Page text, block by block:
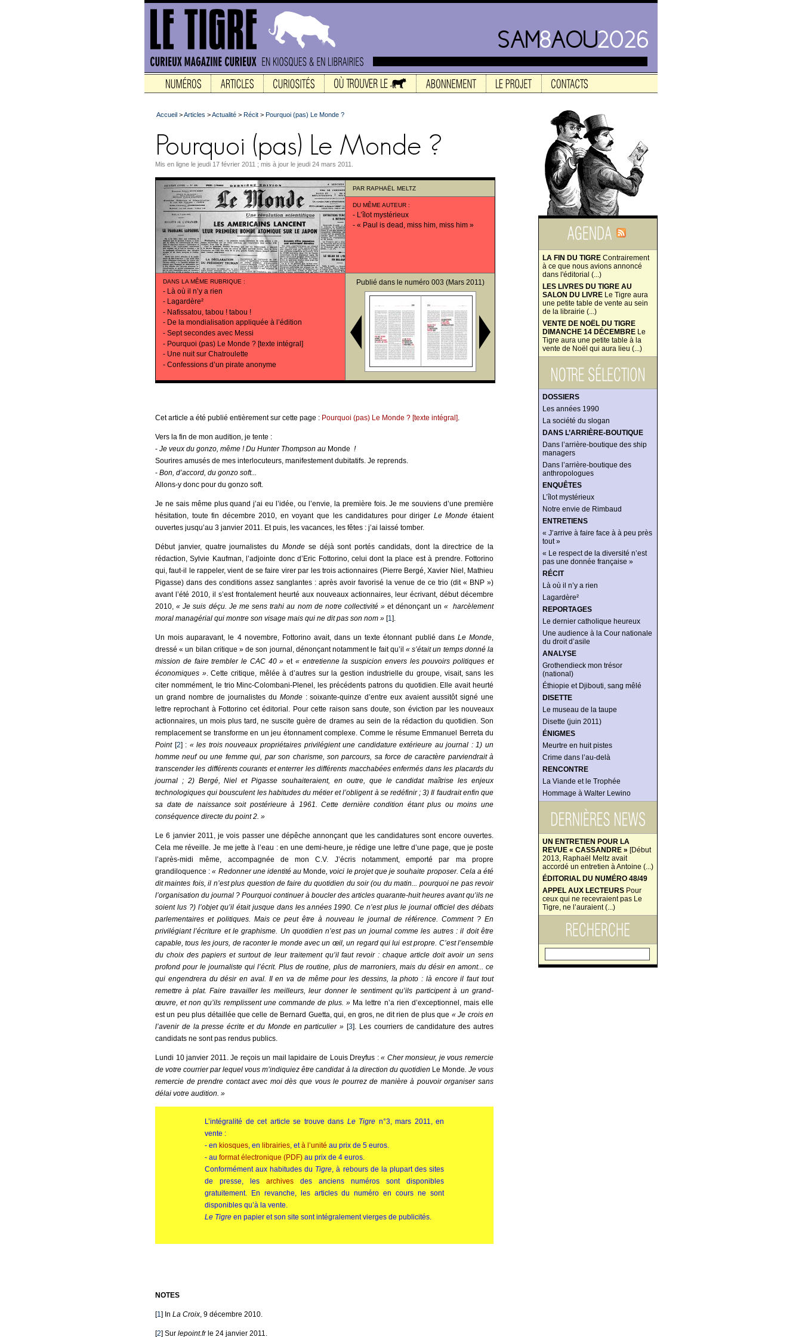
LA FIN DU TIGRE Contrairement
à ce que nous avions annoncé
dans l'éditorial (...)
LES LIVRES DU TIGRE AU
SALON DU LIVRE Le Tigre aura
une petite table de vente au sein
de la librairie (...)
VENTE DE NOËL DU TIGRE
DIMANCHE 14 DÉCEMBRE Le
Tigre aura une petite table à la
vente de Noël qui aura lieu (...)
DOSSIERS
Les années 1990
La société du slogan
DANS L’ARRIÈRE-BOUTIQUE
Dans l’arrière-boutique des ship
managers
Dans l’arrière-boutique des
anthropologues
ENQUÊTES
L’îlot mystérieux
Notre envie de Rimbaud
ENTRETIENS
« J’arrive à faire face à à peu près
tout »
« Le respect de la diversité n’est
pas une donnée française »
RÉCIT
Là où il n’y a rien
Lagardère²
REPORTAGES
Le dernier catholique heureux
Une audience à la Cour nationale
du droit d’asile
ANALYSE
Grothendieck mon trésor
(national)
Éthiopie et Djibouti, sang mêlé
DISETTE
Le museau de la taupe
Disette (juin 2011)
ÉNIGMES
Meurtre en huit pistes
Crime dans l’au-delà
RENCONTRE
La Viande et le Trophée
Hommage à Walter Lewino
UN ENTRETIEN POUR LA
REVUE « CASSANDRE » [Début
2013, Raphaël Meltz avait
accordé un entretien à Antoine (...)
ÉDITORIAL DU NUMÉRO 48/49
APPEL AUX LECTEURS Pour
ceux qui ne recevraient pas Le
Tigre, ne l’auraient (...)
Accueil >Articles >Actualité > Récit > Pourquoi (pas) Le Monde ?
Mis en ligne le jeudi 17 février 2011 ; mis à jour le jeudi 24 mars 2011.
PAR RAPHAËL MELTZ
DU MÊME AUTEUR :
- L’îlot mystérieux
- « Paul is dead, miss him, miss him »
DANS LA MÊME RUBRIQUE :
- Là où il n’y a rien
- Lagardère²
- Nafissatou, tabou ! tabou !
- De la mondialisation appliquée à l’édition
- Sept secondes avec Messi
- Pourquoi (pas) Le Monde ? [texte intégral]
- Une nuit sur Chatroulette
- Confessions d’un pirate anonyme
Publié dans le numéro 003 (Mars 2011)
Cet article a été publié entièrement sur cette page : Pourquoi (pas) Le Monde ? [texte intégral].
Vers la fin de mon audition, je tente :
- Je veux du gonzo, même ! Du Hunter Thompson au Monde !
Sourires amusés de mes interlocuteurs, manifestement dubitatifs. Je reprends.
- Bon, d’accord, du gonzo soft...
Allons-y donc pour du gonzo soft.
Je ne sais même plus quand j’ai eu l’idée, ou l’envie, la première fois. Je me souviens d’une première
hésitation, toute fin décembre 2010, en voyant que les candidatures pour diriger Le Monde étaient
ouvertes jusqu’au 3 janvier 2011. Et puis, les vacances, les fêtes : j’ai laissé tomber.
Début janvier, quatre journalistes du Monde se déjà sont portés candidats, dont la directrice de la
rédaction, Sylvie Kaufman, l’adjointe donc d’Eric Fottorino, celui dont la place est à prendre. Fottorino
qui, faut-il le rappeler, vient de se faire virer par les trois actionnaires (Pierre Bergé, Xavier Niel, Mathieu
Pigasse) dans des conditions assez sanglantes : après avoir favorisé la venue de ce trio (dit « BNP »)
avant l’été 2010, il s’est frontalement heurté aux nouveaux actionnaires, leur écrivant, début décembre
2010,« Je suis déçu. Je me sens trahi au nom de notre collectivité » et dénonçant un « harcèlement
moral managérial qui montre son visage mais qui ne dit pas son nom » [1].
Un mois auparavant, le 4 novembre, Fottorino avait, dans un texte étonnant publié dans Le Monde,
dressé « un bilan critique » de son journal, dénonçant notamment le fait qu’il « s’était un temps donné la
mission de faire trembler le CAC 40 »et « entretiennela suspicion envers les pouvoirs politiques et
économiques ». Cette critique, mêlée à d’autres sur la gestion industrielle du groupe, visait, sans les
citer nommément, le trio Minc-Colombani-Plenel, les précédents patrons du quotidien. Elle avait heurté
un grand nombre de journalistes du Monde: soixante-quinze d’entre eux avaient aussitôt signé une
lettre reprochant à Fottorino cet éditorial. Pour cette raison sans doute, son éviction par les nouveaux
actionnaires, un mois plus tard, ne suscite guère de drames au sein de la rédaction du quotidien. Son
remplacement se transforme en un jeu étonnament complexe. Comme le résume Emmanuel Berreta du
Point[2] : « les trois nouveaux propriétaires privilégient une candidature extérieure au journal : 1) un
homme neuf ou une femme qui, par son charisme, son parcours, sa force de caractère parviendrait à
transcender les différents courants et enterrer les différents macchabées enfermés dans les placards du
journal ; 2) Bergé, Niel et Pigasse souhaiteraient, en outre, que le candidat maîtrise les enjeux
technologiques qui bousculent les habitudes du métier et l’obligent à se redéfinir ; 3) Il faudrait enfin que
sa date de naissance soit postérieure à 1961. Cette dernière condition étant plus ou moins une
conséquence directe du point 2. »
Le 6 janvier 2011, je vois passer une dépêche annonçant que les candidatures sont encore ouvertes.
Cela me réveille. Je me jette à l’eau : en une demi-heure, je rédige une lettre d’une page, que je poste
l’après-midi même, accompagnée de mon C.V. J’écris notamment, emporté par ma propre
grandiloquence :« Redonner une identité au Monde, voici le projet que je souhaite proposer. Cela a été
dit maintes fois, il n’est plus question de faire du quotidien du soir (ou du matin... pourquoi ne pas revoir
l’organisation du journal ? Pourquoi continuer à boucler des articles quarante-huit heures avant qu’ils ne
soient lus ?) l’objet qu’il était jusque dans les années 1990. Ce n’est plus le journal officiel des débats
parlementaires et politiques. Mais ce peut être à nouveau le journal de référence. Comment ? En
privilégiant l’écriture et le graphisme. Un quotidien n’est pas un journal comme les autres : il doit être
capable, tous les jours, de raconter le monde avec un œil, un regard qui lui est propre. C’est l’ensemble
du choix des papiers et surtout de leur traitement qu’il faut revoir : chaque article doitavoir un sens
profond pour le journaliste qui l’écrit. Plus de routine, plus de marroniers, mais du désir en amont... ce
qui engendrera du désir en aval. Il en va de même pour les dessins, la photo : là encore il faut tout
remettre à plat. Faire travailler les meilleurs, leur donner le sentiment qu’ils participent à un grand-
œuvre, et non qu’ils remplissent une commande de plus. » Ma lettre n’a rien d’exceptionnel, mais elle
est un peu plus détaillée que celle de Bernard Guetta, qui, en gros, ne dit rien de plus que « Je crois en
l’avenir de la presse écrite et du Monde en particulier » [3]. Les courriers de candidature des autres
candidats ne sont pas rendus publics.
Lundi 10 janvier 2011. Je reçois un mail lapidaire de Louis Dreyfus :« Cher monsieur, je vous remercie
de votre courrier par lequel vous m’indiquiez être candidat à la direction du quotidien Le Monde. Je vous
remercie de prendre contact avec moi dès que vous le pourrez de manière à pouvoir organiser sans
délai votre audition. »
L’intégralité de cet article se trouve dans Le Tigre n°3, mars 2011, en
vente :
- en kiosques, en librairies, età l’unité au prix de 5 euros.
- au format électronique (PDF) au prix de 4 euros.
Conformément aux habitudes du Tigre, à rebours de la plupart des sites
de presse, les archives des anciens numéros sont disponibles
gratuitement. En revanche, les articles du numéro en cours ne sont
disponibles qu’à la vente.
Le Tigre en papier et son site sont intégralement vierges de publicités.
NOTES
[1] In La Croix, 9 décembre 2010.
[2] Sur lepoint.frle 24 janvier 2011.